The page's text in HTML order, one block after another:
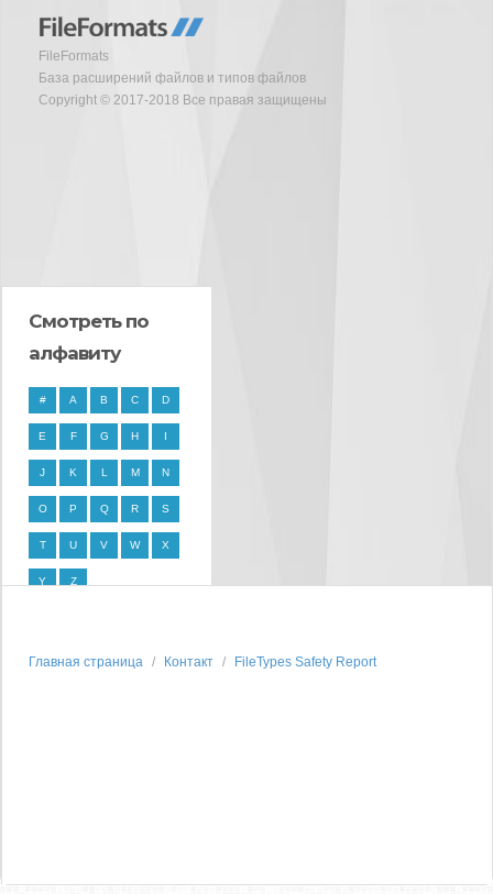
FileFormats
База расширений файлов и типов файлов
Copyright © 2017-2018 Все правая защищены
Смотреть по
алфавиту
# A B C D
E F G H I
J K L M N
O P Q R S
T U V W X
Y Z
Главная страница Контакт FileTypes Safety Report